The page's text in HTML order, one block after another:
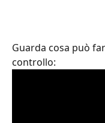
Guarda cosa può
controllo: